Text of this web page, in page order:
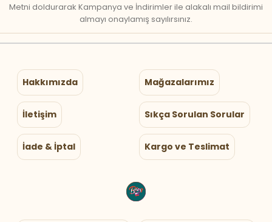
Metni doldurarak Kampanya ve İndirimler ile alakalı mail bildirimi
almayı onaylamış sayılırsınız.
Hakkımızda Mağazalarımız
İletişim Sıkça Sorulan Sorular
İade & İptal Kargo ve Teslimat